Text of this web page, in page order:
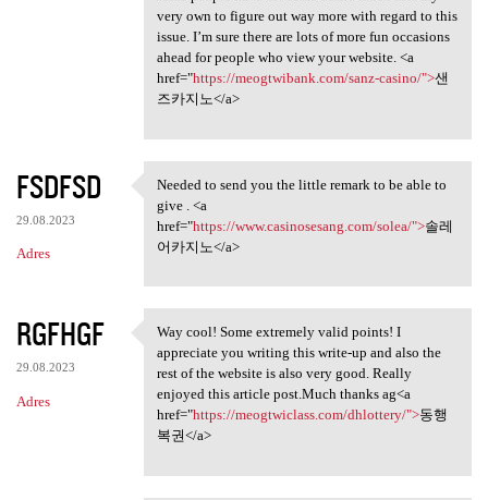
very own to figure out way more with regard to this
issue. I’m sure there are lots of more fun occasions
ahead for people who view your website. <a
href="https://meogtwibank.com/sanz-casino/">샌
즈카지노</a>
FSDFSD
29.08.2023
Adres
Needed to send you the little
Needed to send you the little remark to be able to
give . <a
href="https://www.casinosesang.com/solea/">솔레
어카지노</a>
RGFHGF
29.08.2023
Adres
Way cool! Some extremely
Way cool! Some extremely valid points! I
appreciate you writing this write-up and also the
rest of the website is also very good. Really
enjoyed this article post.Much thanks ag<a
href="https://meogtwiclass.com/dhlottery/">동행
복권</a>